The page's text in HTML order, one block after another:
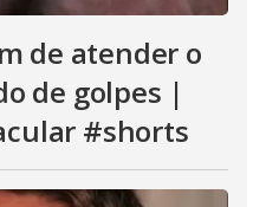
de atender o
de golpes |
#shorts